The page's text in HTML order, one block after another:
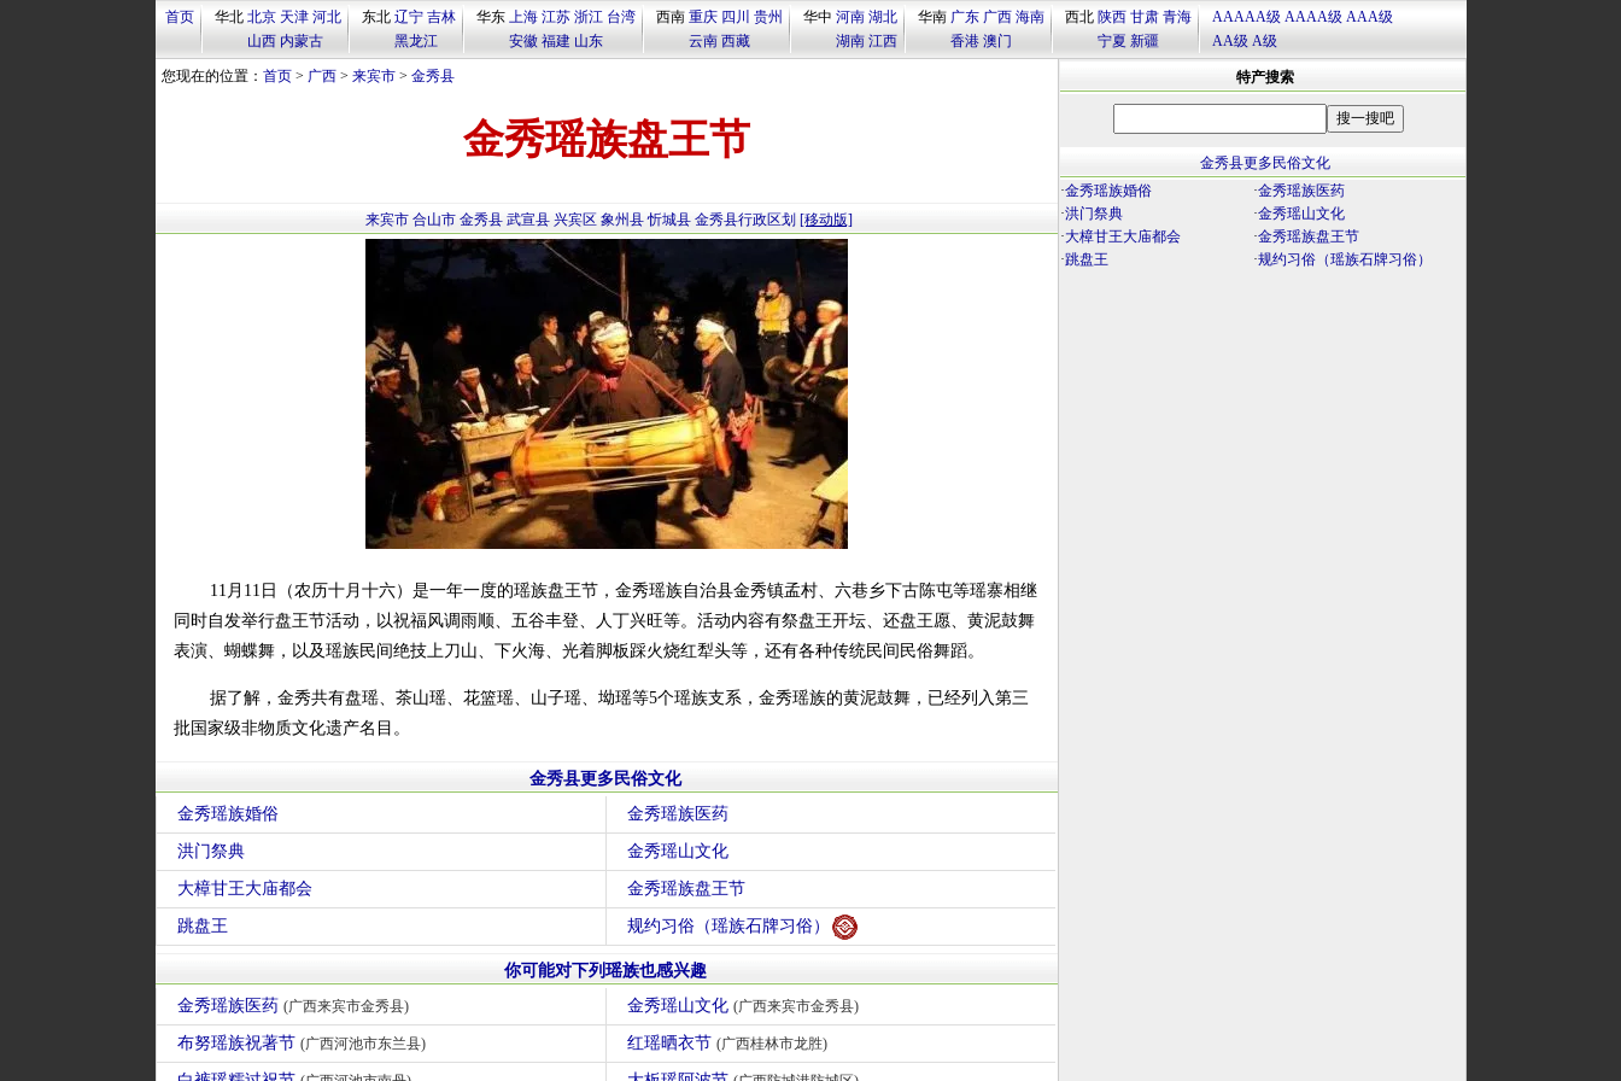
首页 华北 北京 天津 河北
山西 内蒙古
东北 辽宁 吉林
黑龙江
华东 上海 江苏 浙江 台湾
安徽 福建 山东
西南 重庆 四川 贵州
云南 西藏
华中 河南 湖北
湖南 江西
华南 广东 广西 海南
香港 澳门
西北 陕西 甘肃 青海
宁夏 新疆
AAAAA级 AAAA级 AAA级
AA级 A级
您现在的位置： 首页> 广西> 来宾市> 金秀县
金秀瑶族盘王节
来宾市 合山市 金秀县 武宣县 兴宾区 象州县 忻城县 金秀县行政区划 [移动版]
11月11日（农历十月十六）是一年一度的瑶族盘王节，金秀瑶族自治县金秀镇孟村、六巷乡下古陈屯等瑶寨相继
同时自发举行盘王节活动，以祝福风调雨顺、五谷丰登、人丁兴旺等。活动内容有祭盘王开坛、还盘王愿、黄泥鼓舞
表演、蝴蝶舞，以及瑶族民间绝技上刀山、下火海、光着脚板踩火烧红犁头等，还有各种传统民间民俗舞蹈。
据了解，金秀共有盘瑶、茶山瑶、花篮瑶、山子瑶、坳瑶等5个瑶族支系，金秀瑶族的黄泥鼓舞，已经列入第三
批国家级非物质文化遗产名目。
金秀县更多民俗文化
金秀瑶族婚俗
金秀瑶族医药
洪门祭典 金秀瑶山文化
大樟甘王大庙都会 金秀瑶族盘王节
跳盘王 规约习俗（瑶族石牌习俗）
你可能对下列瑶族也感兴趣
金秀瑶族医药 (广西来宾市金秀县) 金秀瑶山文化 (广西来宾市金秀县)
布努瑶族祝著节 (广西河池市东兰县) 红瑶晒衣节 (广西桂林市龙胜)
特产搜索
金秀县更多民俗文化
·金秀瑶族婚俗 ·金秀瑶族医药
·洪门祭典 ·金秀瑶山文化
·大樟甘王大庙都会 ·金秀瑶族盘王节
·跳盘王 ·规约习俗（瑶族石牌习俗）